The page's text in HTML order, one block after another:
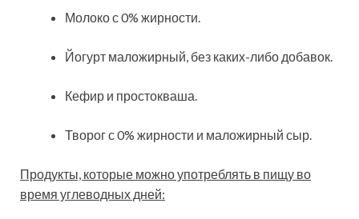
Молоко с 0% жирности.
Йогурт маложирный, без каких-либо добавок.
Кефир и простокваша.
Творог с 0% жирности и маложирный сыр.
Продукты, которые можно употреблять в пищу во
время углеводных дней: